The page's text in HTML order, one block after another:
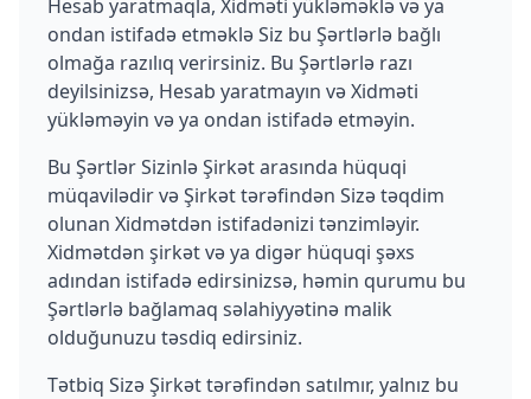
Hesab yaratmaqla, Xidməti yükləməklə və ya
ondan istifadə etməklə Siz bu Şərtlərlə bağlı
olmağa razılıq verirsiniz. Bu Şərtlərlə razı
deyilsinizsə, Hesab yaratmayın və Xidməti
yükləməyin və ya ondan istifadə etməyin.
Bu Şərtlər Sizinlə Şirkət arasında hüquqi
müqavilədir və Şirkət tərəfindən Sizə təqdim
olunan Xidmətdən istifadənizi tənzimləyir.
Xidmətdən şirkət və ya digər hüquqi şəxs
adından istifadə edirsinizsə, həmin qurumu bu
Şərtlərlə bağlamaq səlahiyyətinə malik
olduğunuzu təsdiq edirsiniz.
Tətbiq Sizə Şirkət tərəfindən satılmır, yalnız bu